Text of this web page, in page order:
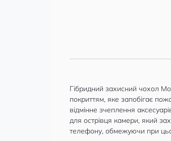
Гібридний захисний чохол
покриттям, яке запобігає
відмінне зчеплення
для острівця камери, який
телефону, обмежуючи при